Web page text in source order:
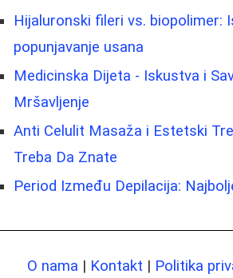
Hijaluronski fileri vs. biopolimer:
popunjavanje usana
Medicinska Dijeta - Iskustva i
Mršavljenje
Anti Celulit Masaža i Estetski
Treba Da Znate
Period Između Depilacija:
O nama | Kontakt | Politika